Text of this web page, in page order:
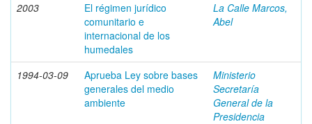
2003
El régimen jurídico
comunitario e
internacional de los
humedales
La Calle Marcos,
Abel
1994-03-09
Aprueba Ley sobre bases
generales del medio
ambiente
Ministerio
Secretaría
General de la
Presidencia